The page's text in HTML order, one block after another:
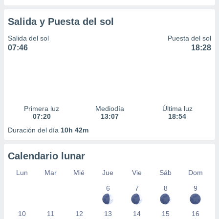
Salida y Puesta del sol
Salida del sol
07:46
Puesta del sol
18:28
Primera luz
07:20
Mediodía
13:07
Última luz
18:54
Duración del día 10h 42m
Calendario lunar
Lun Mar Mié Jue Vie Sáb
Dom
6
7 8 9
10 11 12 13 14 15 16